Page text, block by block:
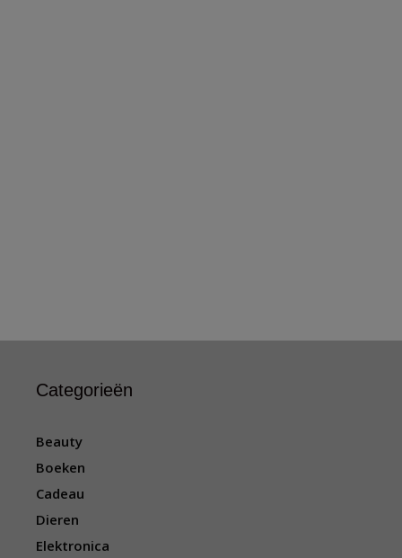
Categorieën
Beauty
Boeken
Cadeau
Dieren
Elektronica